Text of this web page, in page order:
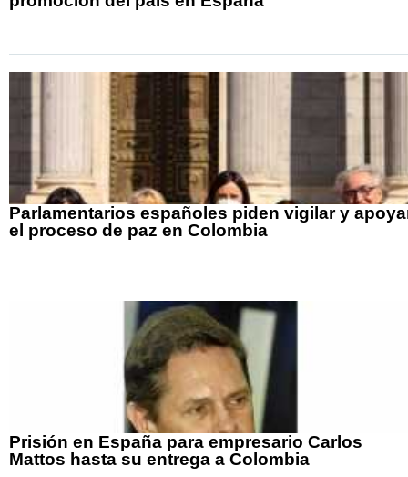
Parlamentarios españoles piden vigilar y
el proceso de paz en Colombia
Prisión en España para empresario Carlos
Mattos hasta su entrega a Colombia